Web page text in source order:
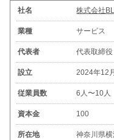
社名 株式会社
業種 サービス
代表者 代表取締
設立 2024年12月
従業員数 6人〜10人
資本金 100
所在地
神奈川県